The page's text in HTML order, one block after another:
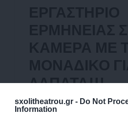
sxolitheatrou.gr - Do Not
Information
ΛΑΠΑΤΑ!!!
27 Αυγούστου 2025